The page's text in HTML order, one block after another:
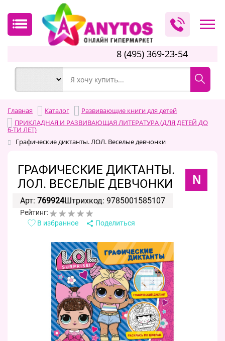
8 (495) 369-23-54
Главная Каталог
Развивающие книги для детей
ПРИКЛАДНАЯ И РАЗВИВАЮЩАЯ ЛИТЕРАТУРА (ДЛЯ ДЕТЕЙ ДО
6-ТИ ЛЕТ)
Графические диктанты. ЛОЛ. Веселые девчонки
ГРАФИЧЕСКИЕ ДИКТАНТЫ.
ЛОЛ. ВЕСЕЛЫЕ ДЕВЧОНКИ
N
Арт: 769924Штрихкод: 9785001585107
Рейтинг:
В избранное
Поделиться